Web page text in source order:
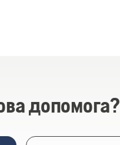
допомога?